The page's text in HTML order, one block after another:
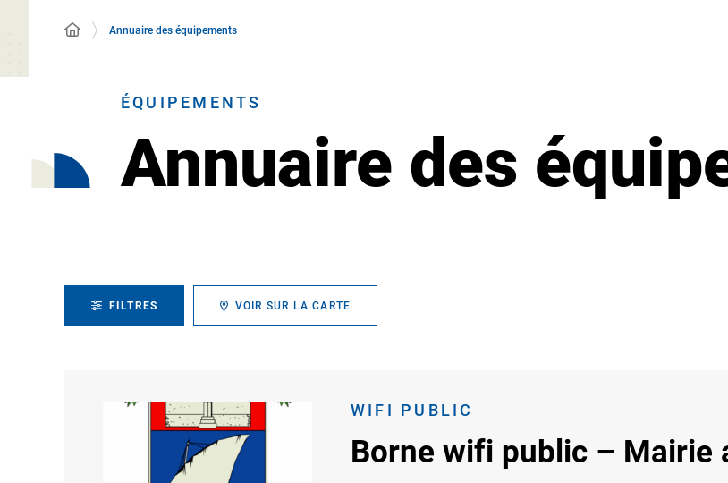
Annuaire des équipements
ÉQUIPEMENTS
Annuaire des
FILTRES VOIR SUR LA CARTE
WIFI PUBLIC
Borne wifi public – Mairie